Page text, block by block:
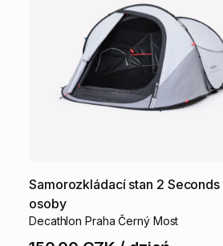
Samorozkládací stan 2 Seconds
osoby
Decathlon Praha Černý Most